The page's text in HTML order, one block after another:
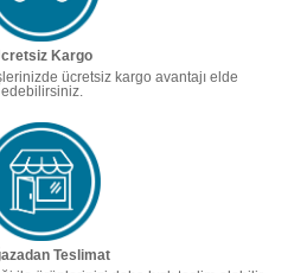
Kargo
ücretsiz kargo avantajı elde
edebilirsiniz.
Teslimat